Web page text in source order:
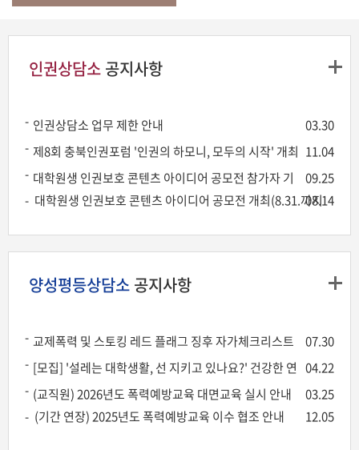
인권상담소 공지사항
03.30
인권상담소 업무 제한 안내
11.04
제8회 충북인권포럼 '인권의 하모니, 모두의 시작' 개최
(충북대학교 인권센터)
09.25
대학원생 인권보호 콘텐츠 아이디어 공모전 참가자 기
념품 수령 기간 안내
08.14
대학원생 인권보호 콘텐츠 아이디어 공모전 개최(8.31.까지
양성평등상담소 공지사항
07.30
교제폭력 및 스토킹 레드 플래그 징후 자가체크리스트
04.22
[모집] '설레는 대학생활, 선 지키고 있나요?' 건강한 연
애교육 프로그램 참여자 모집
03.25
(교직원) 2026년도 폭력예방교육 대면교육 실시 안내
12.05
(기간 연장) 2025년도 폭력예방교육 이수 협조 안내